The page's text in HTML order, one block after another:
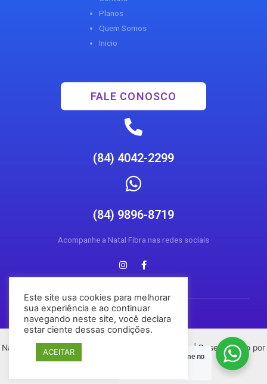
Planos
Quem Somos
Inicio
FALE CONOSCO
(84) 4042-2299
(84) 9896-8719
Acompanhe a Natal Fibra nas redes sociais
Natal Fibra © 2026 Todos os direitos reservados | Desenvolvido por
Este site usa cookies para melhorar
sua experiência e ao continuar
navegando neste site, você declara
estar ciente dessas condições.
ACEITAR
Chame no